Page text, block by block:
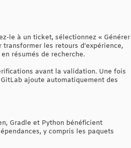
le à un ticket, sélectionnez « Générer
les retours d'expérience,
résumés de recherche.
avant la validation. Une fois
ajoute automatiquement des
Gradle et Python bénéficient
y compris les paquets